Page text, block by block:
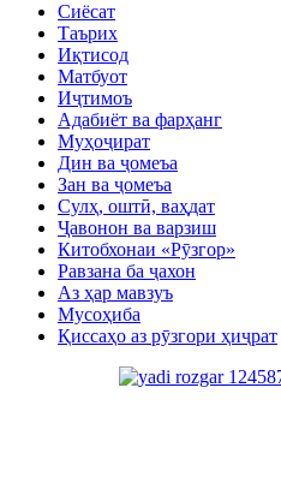
Сиёсат
Таърих
Иқтисод
Матбуот
Иҷтимоъ
Адабиёт ва фарҳанг
Муҳоҷират
Дин ва ҷомеъа
Зан ва ҷомеъа
Сулҳ, оштӣ, ваҳдат
Ҷавонон ва варзиш
Китобхонаи «Рӯзгор»
Равзана ба ҷахон
Аз ҳар мавзуъ
Мусоҳиба
Қиссаҳо аз рӯзгори ҳиҷрат